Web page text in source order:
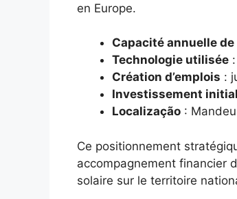
en Europe.
Capacité annuelle
Technologie utilisée
Création d’emplois :
Investissement initial
Localização :
Ce positionnement
accompagnement financier
solaire sur le territoire